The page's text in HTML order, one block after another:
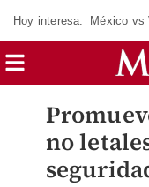
Hoy interesa: México vs
no